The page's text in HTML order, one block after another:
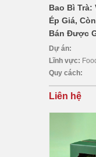
Bao Bì
Ép Giá,
Bán Được
Dự án:
Lĩnh vực:
Quy cách:
Liên hệ